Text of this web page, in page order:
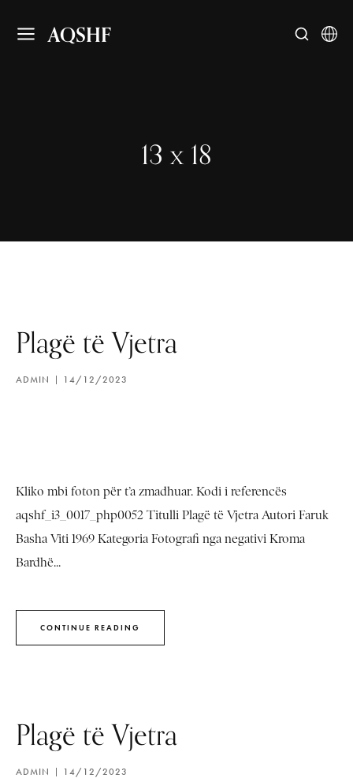
AQSHF
13 x 18
Plagë të Vjetra
ADMIN 14/12/2023
Kliko mbi foton për t’a zmadhuar. Kodi i referencës
aqshf_i3_0017_php0052 Titulli Plagë të Vjetra Autori Faruk
Basha Viti 1969 Kategoria Fotografi nga negativi Kroma
Bardhë...
CONTINUE READING
Plagë të Vjetra
ADMIN 14/12/2023